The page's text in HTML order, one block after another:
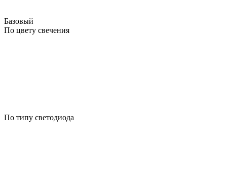
Базовый
По цвету свечения
По типу светодиода